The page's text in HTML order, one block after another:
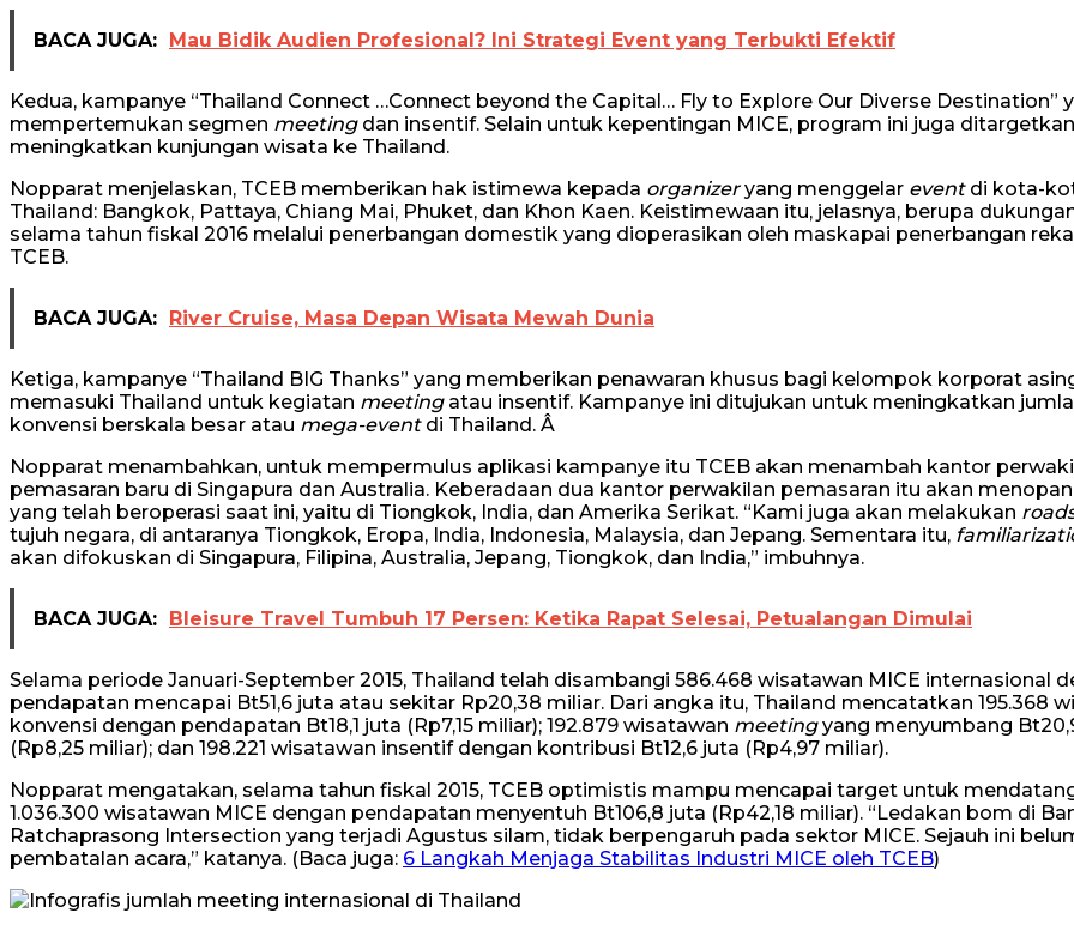
BACA JUGA: Mau Bidik Audien Profesional? Ini Strategi Event yang Terbukti Efektif
Kedua, kampanye “Thailand Connect …Connect beyond the Capital… Fly to Explore Our Diverse Destination”
mempertemukan segmen meeting dan insentif. Selain untuk kepentingan MICE, program ini juga
meningkatkan kunjungan wisata ke Thailand.
Nopparat menjelaskan, TCEB memberikan hak istimewa kepada organizeryang menggelar eventdi kota-
Thailand: Bangkok, Pattaya, Chiang Mai, Phuket, dan Khon Kaen. Keistimewaan itu, jelasnya, berupa
selama tahun fiskal 2016 melalui penerbangan domestik yang dioperasikan oleh maskapai penerbangan
TCEB.
BACA JUGA: River Cruise, Masa Depan Wisata Mewah Dunia
Ketiga, kampanye “Thailand BIG Thanks” yang memberikan penawaran khusus bagi kelompok korporat
memasuki Thailand untuk kegiatan meetingatau insentif. Kampanye ini ditujukan untuk meningkatkan
konvensi berskala besar atau mega-eventdi Thailand. Â
Nopparat menambahkan, untuk mempermulus aplikasi kampanye itu TCEB akan menambah kantor
pemasaran baru di Singapura dan Australia. Keberadaan dua kantor perwakilan pemasaran itu akan
yang telah beroperasi saat ini, yaitu di Tiongkok, India, dan Amerika Serikat. “Kami juga akan melakukan
tujuh negara, di antaranya Tiongkok, Eropa, India, Indonesia, Malaysia, dan Jepang. Sementara itu,
akan difokuskan di Singapura, Filipina, Australia, Jepang, Tiongkok, dan India,” imbuhnya.
BACA JUGA: Bleisure Travel Tumbuh 17 Persen: Ketika Rapat Selesai, Petualangan Dimulai
Selama periode Januari-September 2015, Thailand telah disambangi 586.468 wisatawan MICE internasional
pendapatan mencapai Bt51,6 juta atau sekitar Rp20,38 miliar. Dari angka itu, Thailand mencatatkan 195.368
konvensi dengan pendapatan Bt18,1 juta (Rp7,15 miliar); 192.879 wisatawan meetingyang menyumbang
(Rp8,25 miliar); dan 198.221 wisatawan insentif dengan kontribusi Bt12,6 juta (Rp4,97 miliar).
Nopparat mengatakan, selama tahun fiskal 2015, TCEB optimistis mampu mencapai target untuk
1.036.300 wisatawan MICE dengan pendapatan menyentuh Bt106,8 juta (Rp42,18 miliar). “Ledakan bom di
Ratchaprasong Intersection yang terjadi Agustus silam, tidak berpengaruh pada sektor MICE. Sejauh ini
pembatalan acara,” katanya. (Baca juga: 6 Langkah Menjaga Stabilitas Industri MICE oleh TCEB)